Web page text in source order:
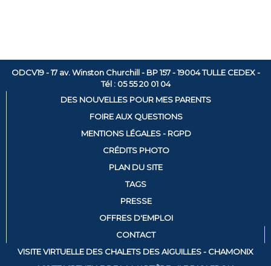
ODCV19 - 17 av. Winston Churchill - BP 157 - 19004 TULLE CEDEX -
Tél : 05 55 20 01 04
DES NOUVELLES POUR MES PARENTS
FOIRE AUX QUESTIONS
MENTIONS LÉGALES - RGPD
CRÉDITS PHOTO
PLAN DU SITE
TAGS
PRESSE
OFFRES D'EMPLOI
CONTACT
VISITE VIRTUELLE DES CHALETS DES AIGUILLES - CHAMONIX